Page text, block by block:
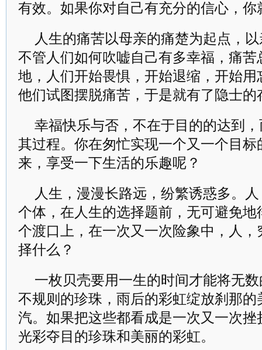
有效。如果你对自己有充分的信心，
人生的痛苦以母亲的痛楚为起点，
不管人们如何吹嘘自己有多幸福，痛
地，人们开始畏惧，开始退缩，开始
他们试图摆脱痛苦，于是就有了隐士的
幸福快乐与否，不在于目的的达到
其过程。你在匆忙实现一个又一个目
来，享受一下生活的乐趣呢？
人生，漫漫长路远，纷繁诱惑多。
个体，在人生的选择题前，无可避免
个渡口上，在一次又一次险象中，人
择什么？
一枚贝壳要用一生的时间才能将无
不规则的珍珠，雨后的彩虹绽放刹那
汽。如果把这些都看成是一次又一次
光彩夺目的珍珠和美丽的彩虹。